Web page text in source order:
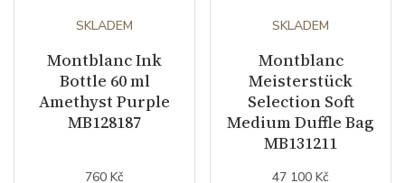
Kameny strojku
Počet komponentů strojku
Kyvy strojku
SKLADEM
Montblanc Ink
Bottle 60 ml
Amethyst Purple
MB128187
760 Kč
SKLADEM
Montblanc
Meisterstück
Selection Soft
Medium Duffle Bag
MB131211
47 100 Kč